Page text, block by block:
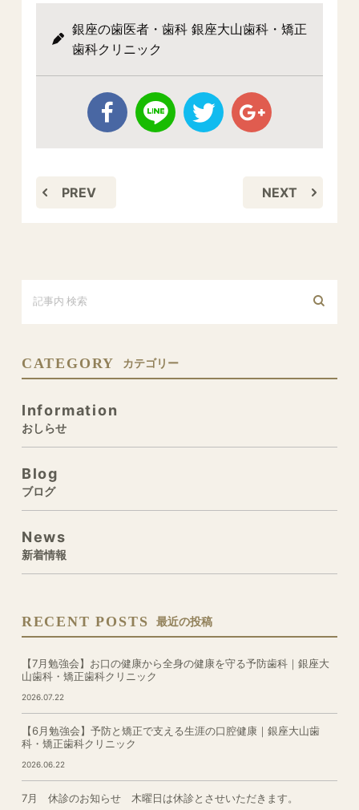
銀座の歯医者・歯科 銀座大山歯科・矯正
歯科クリニック
PREV NEXT
CATEGORY カテゴリー
Information
おしらせ
Blog
ブログ
News
新着情報
RECENT POSTS 最近の投稿
【7月勉強会】お口の健康から全身の健康を守る予防歯科｜銀座大
山歯科・矯正歯科クリニック
2026.07.22
【6月勉強会】予防と矯正で支える生涯の口腔健康｜銀座大山歯
科・矯正歯科クリニック
2026.06.22
7月 休診のお知らせ 木曜日は休診とさせいただきます。